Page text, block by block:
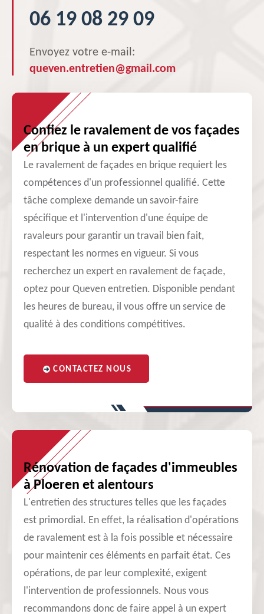
06 19 08 29 09
Envoyez votre e-mail:
queven.entretien@gmail.com
Confiez le ravalement de vos façades
en brique à un expert qualifié
Le ravalement de façades en brique requiert les
compétences d'un professionnel qualifié. Cette
tâche complexe demande un savoir-faire
spécifique et l'intervention d'une équipe de
ravaleurs pour garantir un travail bien fait,
respectant les normes en vigueur. Si vous
recherchez un expert en ravalement de façade,
optez pour Queven entretien. Disponible pendant
les heures de bureau, il vous offre un service de
qualité à des conditions compétitives.
CONTACTEZ NOUS
Rénovation de façades d'immeubles
à Ploeren et alentours
L'entretien des structures telles que les façades
est primordial. En effet, la réalisation d'opérations
de ravalement est à la fois possible et nécessaire
pour maintenir ces éléments en parfait état. Ces
opérations, de par leur complexité, exigent
l'intervention de professionnels. Nous vous
recommandons donc de faire appel à un expert